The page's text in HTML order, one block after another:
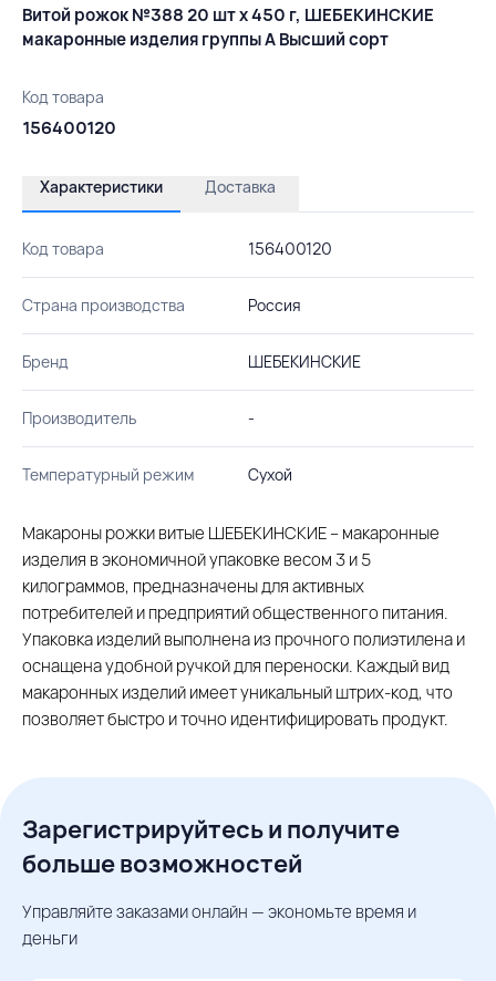
Витой рожок №388 20 шт х 450 г, ШЕБЕКИНСКИЕ
макаронные изделия группы А Высший сорт
Код товара
156400120
Характеристики Доставка
Код товара 156400120
Страна производства Россия
Бренд ШЕБЕКИНСКИЕ
Производитель -
Температурный режим Сухой
Макароны рожки витые ШЕБЕКИНСКИЕ – макаронные
изделия в экономичной упаковке весом 3 и 5
килограммов, предназначены для активных
потребителей и предприятий общественного питания.
Упаковка изделий выполнена из прочного полиэтилена и
оснащена удобной ручкой для переноски. Каждый вид
макаронных изделий имеет уникальный штрих-код, что
позволяет быстро и точно идентифицировать продукт.
Зарегистрируйтесь и получите
больше возможностей
Управляйте заказами онлайн — экономьте время и
деньги